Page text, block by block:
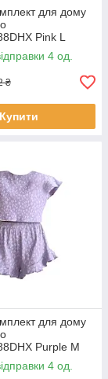
для дому
Pink L
шорти жіноча
4 од.
₴
Купити
для дому
Purple M
шорти жіноча
4 од.